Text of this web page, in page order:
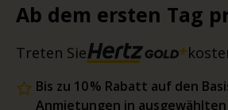
Ab dem ersten Tag
Treten Sie
Bis zu 10 % Rabatt auf den
Anmietungen in